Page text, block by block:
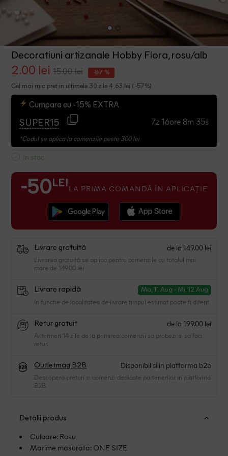
Decoratiuni artizanale Hobby Flora, rosu/alb
2.00 lei 15.00 lei -87 %
Cel mai mic pret in ultimele 30 zile 4.63 lei ( -57%)
Cumpara cu -15% EXTRA
SUPER15 7z 16ore 8m 34s
*Codul se aplica la comenzile peste 300 lei
In stoc
-50 LEI LA PRIMA COMANDĂ ÎN APLICAȚIE
Livrare gratuită de la 149.00 lei
Livrarea gratuită se aplica pentru comenzile cu totalul mai
mare de 149.00 lei
Livrare rapidă Ma, 11 Aug - Mi, 12 Aug
In functie de localitatea de livrare timpul estimat poate fi diferit.
Retur gratuit de la 199.00 lei
Ai termen 14 zile de la primirea comenzii sa probezi si sa faci
retur.
Outletmag B2B Disponibil si in platforma b2b
Descopera preturi si comenzi dedicate partenerilor in platforma
B2B.
Detalii produs
Culoare: Rosu
Marime masurata: ONE SIZE